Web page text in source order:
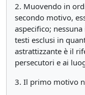
2. Muovendo in
secondo motivo,
aspecifico;
testi esclusi in
astrattizzante è il
persecutori e ai
3. Il primo motivo